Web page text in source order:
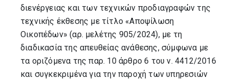
διενέργειας και των τεχνικών προδιαγραφών της
τεχνικής έκθεσης με τίτλο «Αποψίλωση
Οικοπέδων» (αρ. μελέτης 905/2024), με τη
διαδικασία της απευθείας ανάθεσης, σύμφωνα με
τα οριζόμενα της παρ. 10 άρθρο 6 του ν. 4412/2016
και συγκεκριμένα για την παροχή των υπηρεσιών